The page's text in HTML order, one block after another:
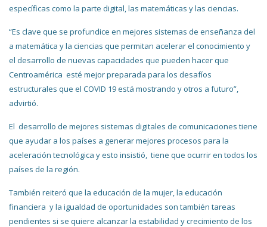
específicas como la parte digital, las matemáticas y las ciencias.
“Es clave que se profundice en mejores sistemas de enseñanza del
a matemática y la ciencias que permitan acelerar el conocimiento y
el desarrollo de nuevas capacidades que pueden hacer que
Centroamérica esté mejor preparada para los desafíos
estructurales que el COVID 19 está mostrando y otros a futuro”,
advirtió.
El desarrollo de mejores sistemas digitales de comunicaciones tiene
que ayudar a los países a generar mejores procesos para la
aceleración tecnológica y esto insistió, tiene que ocurrir en todos los
países de la región.
También reiteró que la educación de la mujer, la educación
financiera y la igualdad de oportunidades son también tareas
pendientes si se quiere alcanzar la estabilidad y crecimiento de los